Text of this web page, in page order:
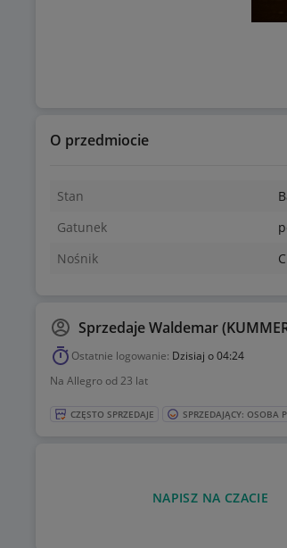
O przedmiocie
Stan
Gatunek
Nośnik
SprzedajeWaldemar
Ostatnie logowanie: Dzisiaj o 04:24
Na Allegro od 23 lat
CZĘSTO SPRZEDAJE SPRZEDAJĄCY: OSOBA
NAPISZ NA CZACIE